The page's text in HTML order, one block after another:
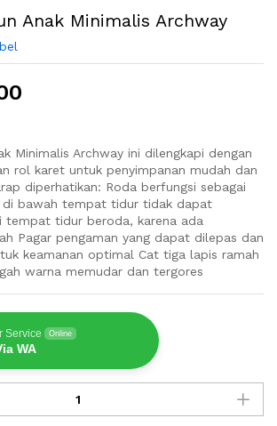
Anak Minimalis Archway
Minimalis Archway ini dilengkapi dengan
rol karet untuk penyimpanan mudah dan
diperhatikan: Roda berfungsi sebagai
bawah tempat tidur tidak dapat
tempat tidur beroda, karena ada
Pagar pengaman yang dapat dilepas dan
keamanan optimal Cat tiga lapis ramah
warna memudar dan tergores
Service Online
WA